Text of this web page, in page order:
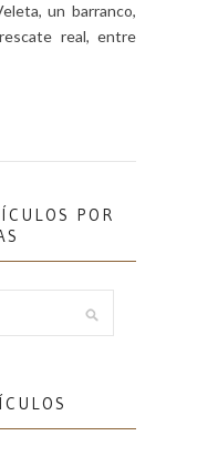
un barranco,
real, entre
POR